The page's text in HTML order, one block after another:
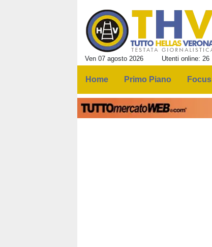
Ven 07 agosto 2026 Utenti online: 26
Home Primo Piano Focus